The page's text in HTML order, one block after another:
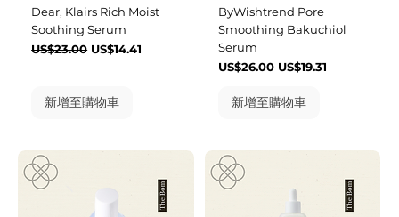
Dear, Klairs Rich Moist
Soothing Serum
一般價格
US$23.00 促銷價格
US$14.41
新增至購物車
ByWishtrend Pore
Smoothing Bakuchiol
Serum
一般價格
US$26.00 促銷價格
US$19.31
新增至購物車